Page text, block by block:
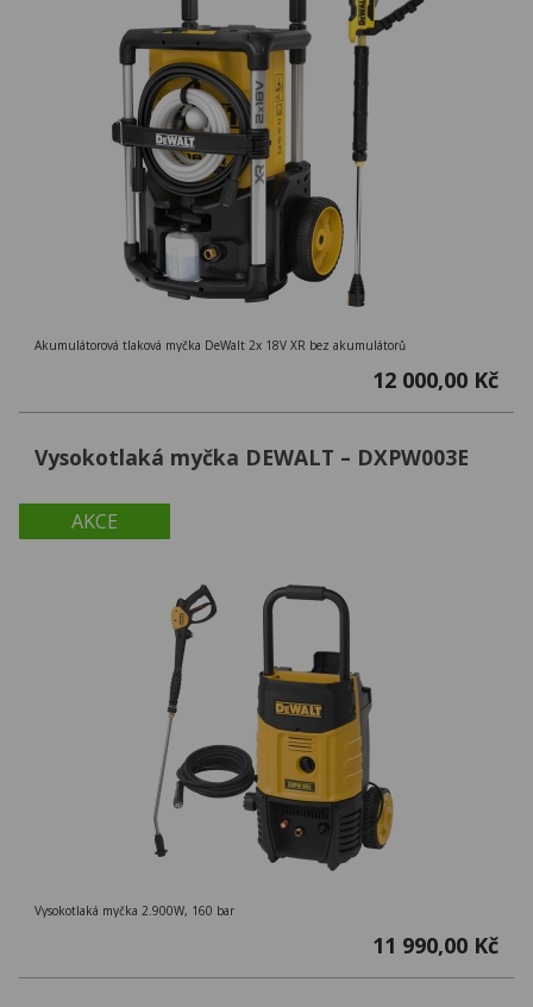
Akumulátorová tlaková myčka DeWalt 2x 18V XR bez akumulátorů
12 000,00 Kč
AKCE
Vysokotlaká myčka DEWALT – DXPW003E
Vysokotlaká myčka 2.900W, 160 bar
11 990,00 Kč